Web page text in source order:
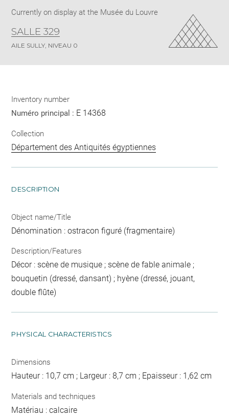
Currently on display at the Musée du Louvre
SALLE 329
AILE SULLY, NIVEAU 0
Inventory number
Numéro principal : E 14368
Collection
Département des Antiquités égyptiennes
DESCRIPTION
Object name/Title
Dénomination : ostracon figuré (fragmentaire)
Description/Features
Décor : scène de musique ; scène de fable animale ;
bouquetin (dressé, dansant) ; hyène (dressé, jouant,
double flûte)
PHYSICAL CHARACTERISTICS
Dimensions
Hauteur : 10,7 cm ; Largeur : 8,7 cm ; Epaisseur : 1,62 cm
Materials and techniques
Matériau : calcaire